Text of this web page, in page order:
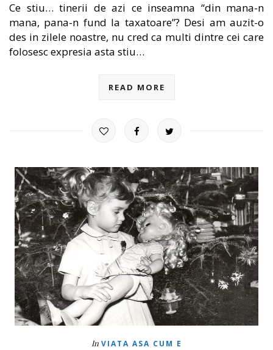
Ce stiu… tinerii de azi ce inseamna “din mana-n
mana, pana-n fund la taxatoare”? Desi am auzit-o
des in zilele noastre, nu cred ca multi dintre cei care
folosesc expresia asta stiu…
READ MORE
In VIATA ASA CUM E